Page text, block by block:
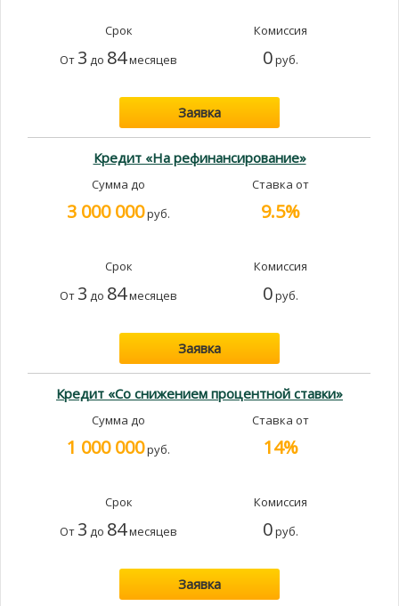
Срок
От 3 до 84месяцев
Комиссия
0руб.
Заявка
Кредит «На рефинансирование»
Сумма до
3 000 000руб.
Ставка от
9.5%
Срок
От 3 до 84месяцев
Комиссия
0руб.
Заявка
Кредит «Со снижением процентной ставки»
Сумма до
1 000 000руб.
Ставка от
14%
Срок
От 3 до 84месяцев
Комиссия
0руб.
Заявка